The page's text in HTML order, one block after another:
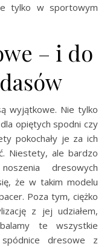
tylko w sportowym
– i do
wyjątkowe. Nie tylko
opiętych spodni czy
pokochały je za ich
Niestety, ale bardzo
dresowych
że w takim modelu
Poza tym, ciężko
z jej udziałem,
te wszystkie
dresowe z